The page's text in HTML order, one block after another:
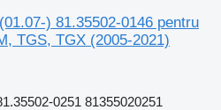
) 81.35502-0146 pentru
TGS, TGX (2005-2021)
0251 81355020251